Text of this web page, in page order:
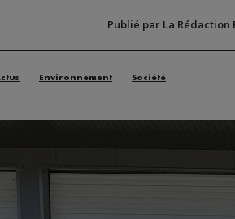
Publié par La Rédaction
Environnement Société